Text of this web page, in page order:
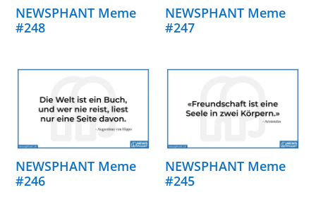
NEWSPHANT Meme
#248
NEWSPHANT Meme
#247
NEWSPHANT Meme
#246
NEWSPHANT Meme
#245